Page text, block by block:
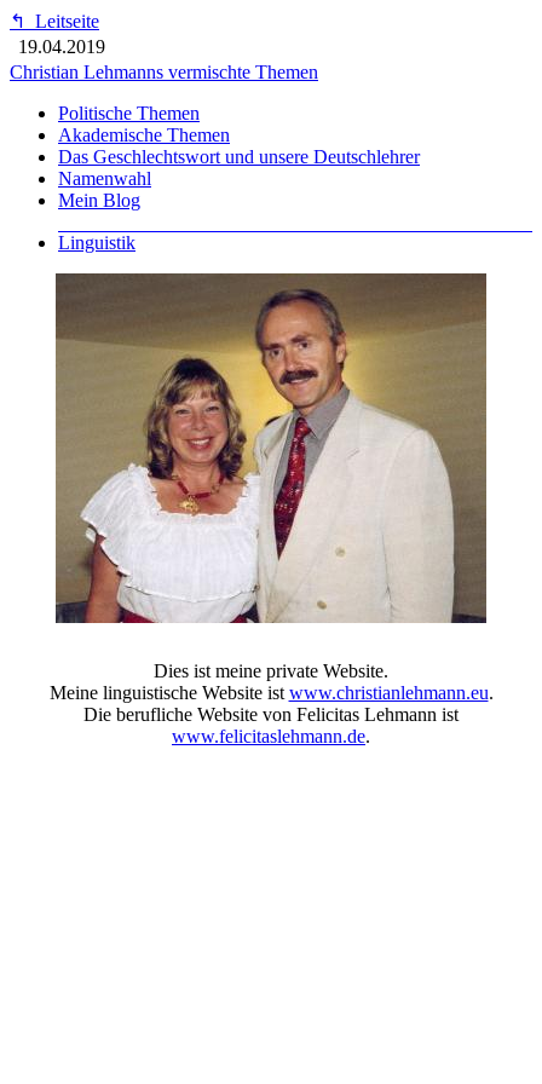
↰
Leitseite
19.04.2019
Christian Lehmanns vermischte Themen
Politische Themen
Akademische Themen
Das Geschlechtswort und unsere Deutschlehrer
Namenwahl
Mein Blog
Linguistik
Dies ist meine private Website.
Meine linguistische Website ist www.christianlehmann.eu.
Die berufliche Website von Felicitas Lehmann ist
www.felicitaslehmann.de.